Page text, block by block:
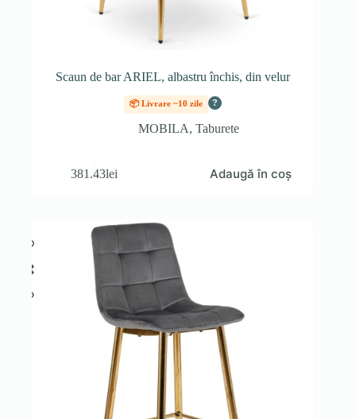
Scaun de bar ARIEL, albastru închis, din velur
📦 Livrare ~10 zile ?
MOBILA, Taburete
381.43lei Adaugă în coș